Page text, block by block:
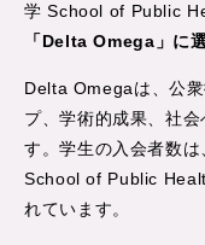
学 School of Public
「Delta Omega」に
Delta Omegaは、公
プ、学術的成果、社
す。学生の入会者数
School of Public
れています。